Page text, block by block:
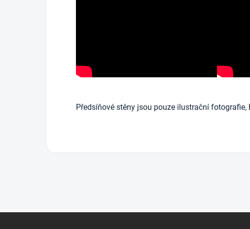
Předsíňové stěny jsou pouze ilustrační